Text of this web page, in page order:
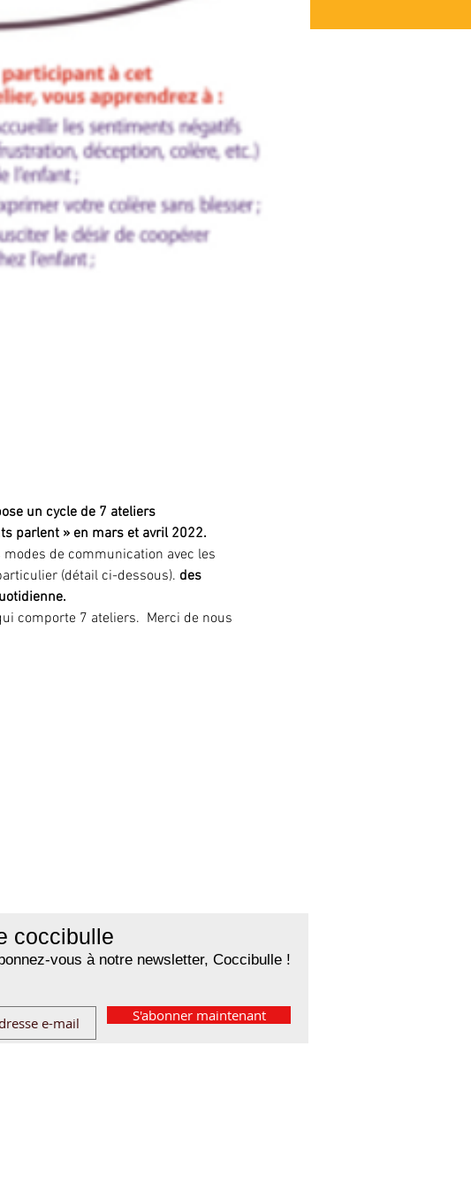
un cycle de 7 ateliers
parlent » en mars et avril 2022.
de communication avec les
(détail ci-dessous). des
coccibulle
vous à notre newsletter, Coccibulle !
S'abonner maintenant